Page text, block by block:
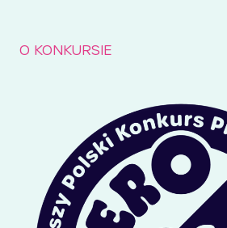
O KONKURSIE